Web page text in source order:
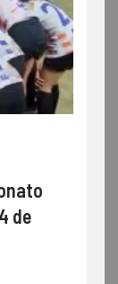
de